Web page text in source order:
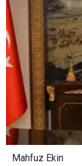
Mahfuz Ekin